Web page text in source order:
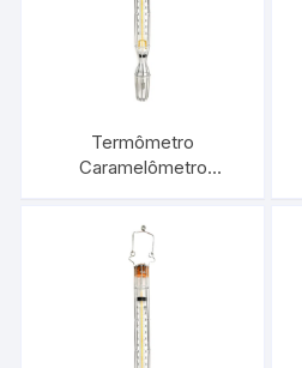
Termômetro
Caramelômetro
INCOTERM 5113